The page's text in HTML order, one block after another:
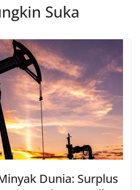
Suka
Dunia: Surplus